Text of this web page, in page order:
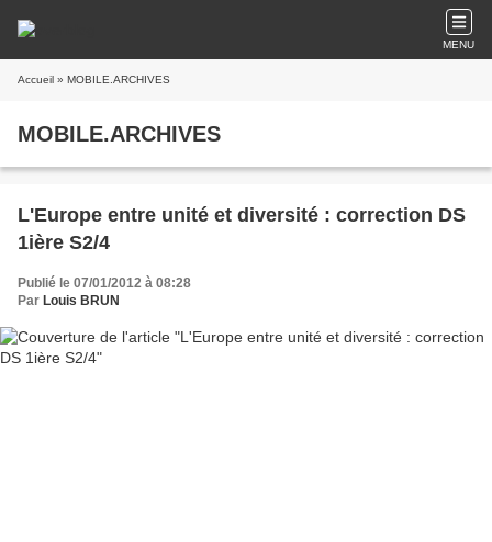
MENU
Accueil » MOBILE.ARCHIVES
MOBILE.ARCHIVES
L'Europe entre unité et diversité : correction DS
1ière S2/4
Publié le 07/01/2012 à 08:28
Par Louis BRUN